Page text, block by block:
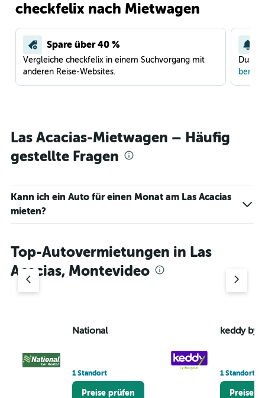
checkfelix nach Mietwagen
Spare über 40 %
Vergleiche checkfelix in einem Suchvorgang mit
anderen Reise-Websites.
Du
Las Acacias-Mietwagen – Häufig
gestellte Fragen
Kann ich ein Auto für einen Monat am Las Acacias
mieten?
Top-Autovermietungen in Las
Acacias, Montevideo
National
1 Standort
Preise prüfen
keddy by
1 Standort
Preise